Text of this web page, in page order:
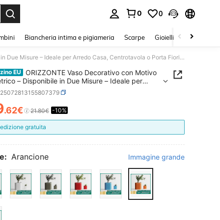
0 0
Biancheria intima e pigiameria Scarpe Gioielli E Accessori
ORIZZONTE Vaso Decorativo con Motivo Geometrico – Disponibile in Due Misure – Ideale per Arredo Casa, Centrotavola o Porta Fiori, 100% Made in Italy, Spedizione dall'Italia
EU
ORIZZONTE Vaso Decorativo con Motivo
– Disponibile in Due Misure – Ideale per
Casa, Centrotavola o Porta Fiori, 100% Made in
dall'Italia
AND AVAILABILITY
.62€ 21.80€ -10%
gratuita
Arancione Immagine grande